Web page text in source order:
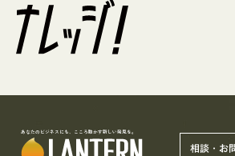
あなたのビジネスにも、こころ動かす新しい発見を。
相談・お